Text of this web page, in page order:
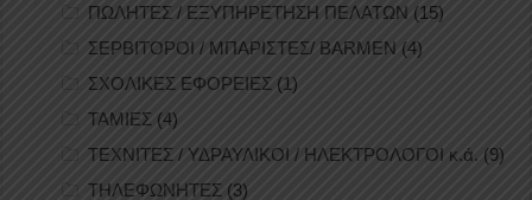
ΠΩΛΗΤΕΣ / ΕΞΥΠΗΡΕΤΗΣΗ ΠΕΛΑΤΩΝ (15)
ΣΕΡΒΙΤΟΡΟΙ / ΜΠΑΡΙΣΤΕΣ/ BARMEN (4)
ΣΧΟΛΙΚΕΣ ΕΦΟΡΕΙΕΣ (1)
ΤΑΜΙΕΣ (4)
ΤΕΧΝΙΤΕΣ / ΥΔΡΑΥΛΙΚΟΙ / ΗΛΕΚΤΡΟΛΟΓΟΙ κ.ά. (9)
ΤΗΛΕΦΩΝΗΤΕΣ (3)